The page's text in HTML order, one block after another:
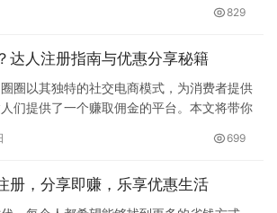
829
达人注册指南与优惠分享秘籍
圈以其独特的社交电商模式，为消费者提供
们提供了一个赚取佣金的平台。本文将带你
699
册，分享即赚，乐享优惠生活